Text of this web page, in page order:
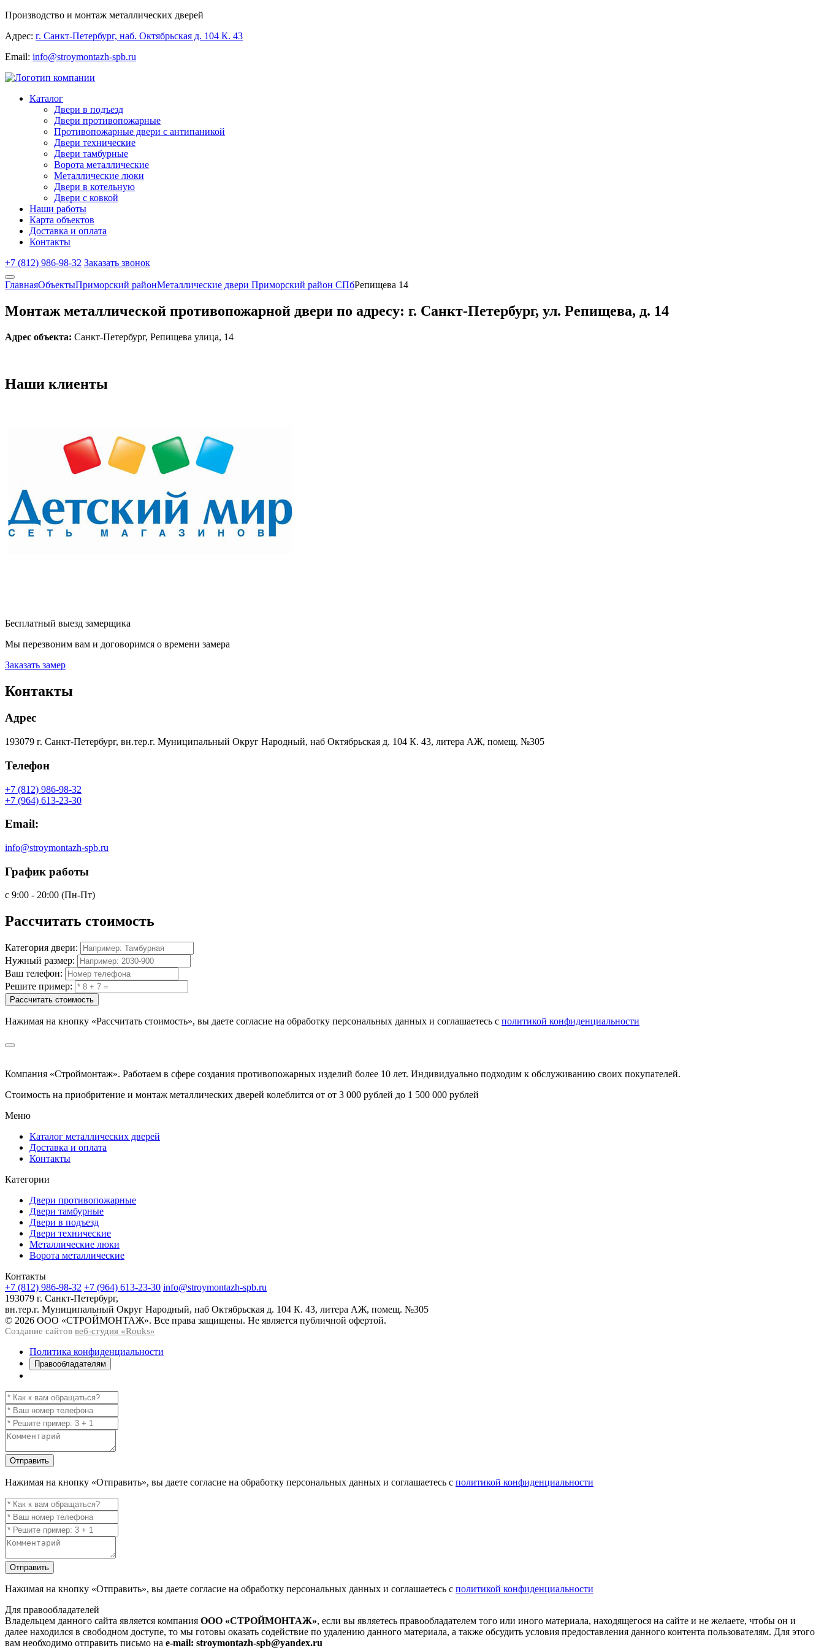
Производство и монтаж металлических дверей
Адрес: г. Санкт-Петербург, наб. Октябрьская д. 104 К. 43
Email: info@stroymontazh-spb.ru
Каталог
Двери в подъезд
Двери противопожарные
Противопожарные двери с антипаникой
Двери технические
Двери тамбурные
Ворота металлические
Металлические люки
Двери в котельную
Двери с ковкой
Наши работы
Карта объектов
Доставка и оплата
Контакты
+7 (812) 986-98-32 Заказать звонок
ГлавнаяОбъектыПриморский районМеталлические двери Приморский район СПбРепищева 14
Монтаж металлической противопожарной двери по адресу: г. Санкт-Петербург, ул. Репищева, д. 14
Адрес объекта: Санкт-Петербург, Репищева улица, 14
Наши клиенты
Бесплатный выезд замерщика
Мы перезвоним вам и договоримся о времени замера
Заказать замер
Контакты
Адрес
193079 г. Санкт-Петербург, вн.тер.г. Муниципальный Округ Народный, наб Октябрьская д. 104 К. 43, литера АЖ, помещ. №305
Телефон
+7 (812) 986-98-32
+7 (964) 613-23-30
Email:
info@stroymontazh-spb.ru
График работы
с 9:00 - 20:00 (Пн-Пт)
Рассчитать стоимость
Категория двери:
Нужный размер:
Ваш телефон:
Решите пример:
Рассчитать стоимость
Нажимая на кнопку «Рассчитать стоимость», вы даете согласие на обработку персональных данных и соглашаетесь с политикой конфиденциальности
Компания «Строймонтаж». Работаем в сфере создания противопожарных изделий более 10 лет. Индивидуально подходим к обслуживанию своих покупателей.
Стоимость на приобритение и монтаж металлических дверей колеблится от от 3 000 рублей до 1 500 000 рублей
Меню
Каталог металлических дверей
Доставка и оплата
Контакты
Категории
Двери противопожарные
Двери тамбурные
Двери в подъезд
Двери технические
Металлические люки
Ворота металлические
Контакты
+7 (812) 986-98-32 +7 (964) 613-23-30 info@stroymontazh-spb.ru
193079 г. Санкт-Петербург,
вн.тер.г. Муниципальный Округ Народный, наб Октябрьская д. 104 К. 43, литера АЖ, помещ. №305
© 2026 ООО «СТРОЙМОНТАЖ». Все права защищены. Не является публичной офертой.
Создание сайтов веб-студия «Rouks»
Политика конфиденциальности
Правообладателям
Отправить
Нажимая на кнопку «Отправить», вы даете согласие на обработку персональных данных и соглашаетесь с политикой конфиденциальности
Отправить
Нажимая на кнопку «Отправить», вы даете согласие на обработку персональных данных и соглашаетесь с политикой конфиденциальности
Для правообладателей
Владельцем данного сайта является компания ООО «СТРОЙМОНТАЖ», если вы являетесь правообладателем того или иного материала, находящегося на сайте и не желаете, чтобы он и
далее находился в свободном доступе, то мы готовы оказать содействие по удалению данного материала, а также обсудить условия предоставления данного контента пользователям. Для этого
вам необходимо отправить письмо на e-mail: stroymontazh-spb@yandex.ru